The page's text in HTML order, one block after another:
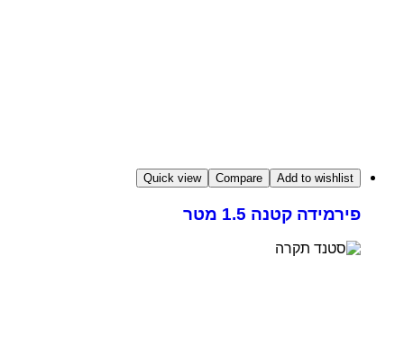
Add to wishlist
Compare
Quick view
פירמידה קטנה 1.5 מטר